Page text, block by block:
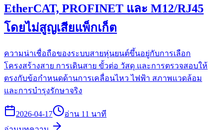
EtherCAT, PROFINET และ M12/RJ45
โดยไม่สูญเสียแพ็กเก็ต
ความน่าเชื่อถือของระบบสายหุ่นยนต์ขึ้นอยู่กับการเลือก
โครงสร้างสาย การเดินสาย ขั้วต่อ วัสดุ และการตรวจสอบให้
ตรงกับข้อกำหนดด้านการเคลื่อนไหว ไฟฟ้า สภาพแวดล้อม
และการบำรุงรักษาจริง
2026-04-17
อ่าน 11 นาที